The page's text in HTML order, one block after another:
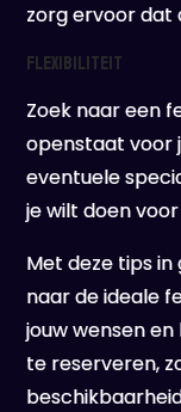
zorg ervoor dat
Flexibiliteit
Zoek naar een
openstaat voor
eventuele
je wilt doen
Met deze tips
naar de ideale
jouw wensen
te reserveren,